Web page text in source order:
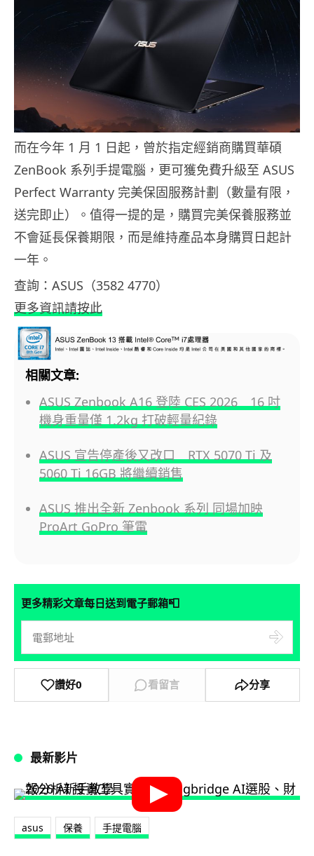
而在今年 1 月 1 日起，曾於指定經銷商購買華碩
ZenBook 系列手提電腦，更可獲免費升級至 ASUS
Perfect Warranty 完美保固服務計劃（數量有限，
送完即止）。值得一提的是，購買完美保養服務並
不會延長保養期限，而是維持產品本身購買日起計
一年。
查詢：ASUS（3582 4770）
更多資訊請按此
相關文章:
ASUS Zenbook A16 登陸 CES 2026 16 吋
機身重量僅 1.2kg 打破輕量紀錄
ASUS 宣告停產後又改口 RTX 5070 Ti 及
5060 Ti 16GB 將繼續銷售
ASUS 推出全新 Zenbook 系列 同場加映
ProArt GoPro 筆電
更多精彩文章每日送到電子郵箱📮
讚好0 看留言 分享
最新影片
asus 保養 手提電腦